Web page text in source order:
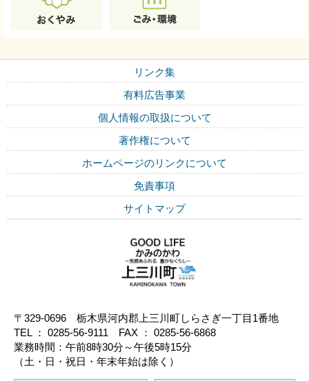
リンク集
有料広告事業
個人情報の取扱について
著作権について
ホームページのリンクについて
免責事項
サイトマップ
〒329-0696 栃木県河内郡上三川町しらさぎ一丁目1番地
TEL ： 0285-56-9111 FAX ： 0285-56-6868
業務時間：午前8時30分～午後5時15分
（土・日・祝日・年末年始は除く）